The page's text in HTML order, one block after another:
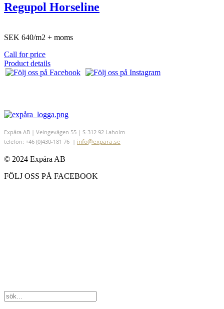
Regupol Horseline
SEK 640/m2 + moms
Call for price
Product details
Expåra AB | Veingevägen 55 | S-312 92 Laholm
telefon: +46 (0)430-181 76 | info@expara.se
© 2024 Expåra AB
FÖLJ OSS PÅ FACEBOOK